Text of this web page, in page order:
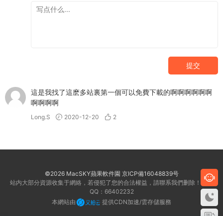
提交
這是我找了這麽多站裏第一個可以免費下載的啊啊啊啊啊啊
啊啊啊啊
Long.S 2020-12-20 2
©2026 MacSKY蘋果軟件園 京ICP備16048839号
站内大部分資源收集于網絡，若侵犯了您的合法權益，請聯系我們删除！客服
QQ：66402232
本網站由
提供CDN加速/雲存儲服務